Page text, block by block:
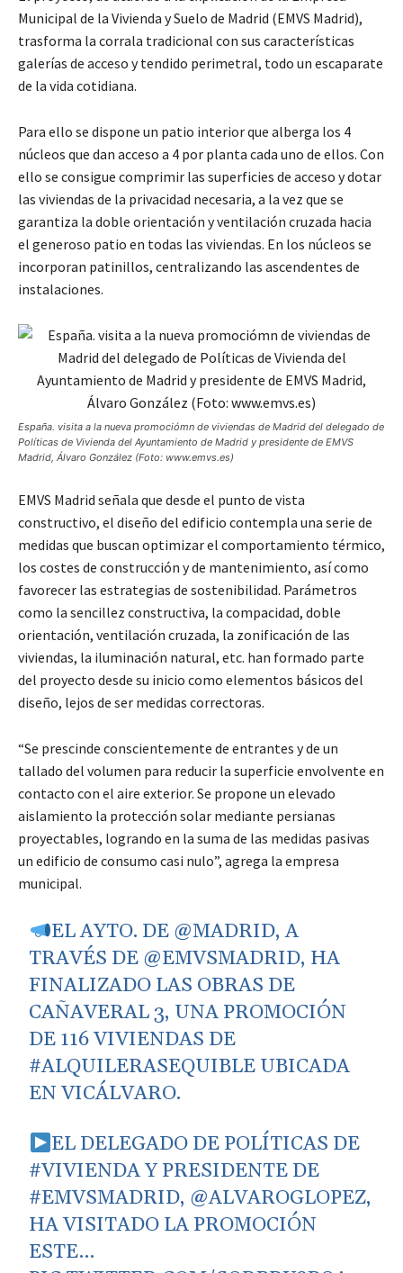
Municipal de la Vivienda y Suelo de Madrid (EMVS Madrid),
trasforma la corrala tradicional con sus características
galerías de acceso y tendido perimetral, todo un escaparate
de la vida cotidiana.
Para ello se dispone un patio interior que alberga los 4
núcleos que dan acceso a 4 por planta cada uno de ellos. Con
ello se consigue comprimir las superficies de acceso y dotar
las viviendas de la privacidad necesaria, a la vez que se
garantiza la doble orientación y ventilación cruzada hacia
el generoso patio en todas las viviendas. En los núcleos se
incorporan patinillos, centralizando las ascendentes de
instalaciones.
España. visita a la nueva promociómn de viviendas de Madrid del delegado de
Políticas de Vivienda del Ayuntamiento de Madrid y presidente de EMVS
Madrid, Álvaro González (Foto: www.emvs.es)
EMVS Madrid señala que desde el punto de vista
constructivo, el diseño del edificio contempla una serie de
medidas que buscan optimizar el comportamiento térmico,
los costes de construcción y de mantenimiento, así como
favorecer las estrategias de sostenibilidad. Parámetros
como la sencillez constructiva, la compacidad, doble
orientación, ventilación cruzada, la zonificación de las
viviendas, la iluminación natural, etc. han formado parte
del proyecto desde su inicio como elementos básicos del
diseño, lejos de ser medidas correctoras.
“Se prescinde conscientemente de entrantes y de un
tallado del volumen para reducir la superficie envolvente en
contacto con el aire exterior. Se propone un elevado
aislamiento la protección solar mediante persianas
proyectables, logrando en la suma de las medidas pasivas
un edificio de consumo casi nulo”, agrega la empresa
municipal.
EL AYTO. DE @MADRID, A
TRAVÉS DE @EMVSMADRID, HA
FINALIZADO LAS OBRAS DE
CAÑAVERAL 3, UNA PROMOCIÓN
DE 116 VIVIENDAS DE
#ALQUILERASEQUIBLE UBICADA
EN VICÁLVARO.
EL DELEGADO DE POLÍTICAS DE
#VIVIENDAY PRESIDENTE DE
#EMVSMADRID, @ALVAROGLOPEZ,
HA VISITADO LA PROMOCIÓN
ESTE…